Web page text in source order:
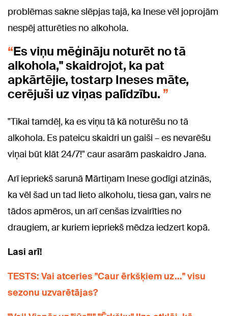
problēmas sakne slēpjas tajā, ka Inese vēl joprojām
nespēj atturēties no alkohola.
Es viņu mēģināju noturēt no tā
alkohola," skaidrojot, ka pat
apkārtējie, tostarp Ineses māte,
cerējuši uz viņas palīdzību.
"Tikai tamdēļ, ka es viņu tā kā noturēšu no tā
alkohola. Es pateicu skaidri un gaiši – es nevarēšu
viņai būt klāt 24/7!" caur asarām paskaidro Jana.
Arī iepriekš sarunā Mārtiņam Inese godīgi atzinās,
ka vēl šad un tad lieto alkoholu, tiesa gan, vairs ne
tādos apmēros, un arī cenšas izvairīties no
draugiem, ar kuriem iepriekš mēdza iedzert kopā.
Lasi arī!
TESTS: Vai atceries "Caur ērkšķiem uz..." visu
sezonu uzvarētājas?